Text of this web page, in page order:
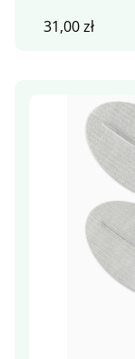
31,00zł